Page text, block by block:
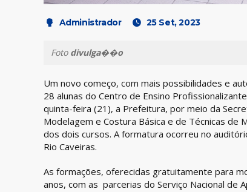
Administrador 25 Set, 2023
Foto divulga��o
Um novo começo, com mais possibilidades e
28 alunas do Centro de Ensino
quinta-feira (21), a Prefeitura, por meio da
Modelagem e Costura Básica e de Técnicas de
dos dois cursos. A formatura ocorreu no
Rio Caveiras.
As formações, oferecidas gratuitamente para
anos, com as parcerias do Serviço Nacional de